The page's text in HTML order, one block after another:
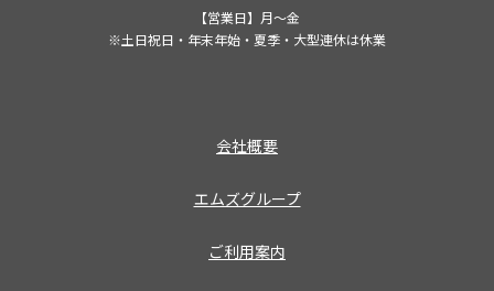
【営業日】月～金
※土日祝日・年末年始・夏季・大型連休は休業
会社概要
エムズグループ
ご利用案内